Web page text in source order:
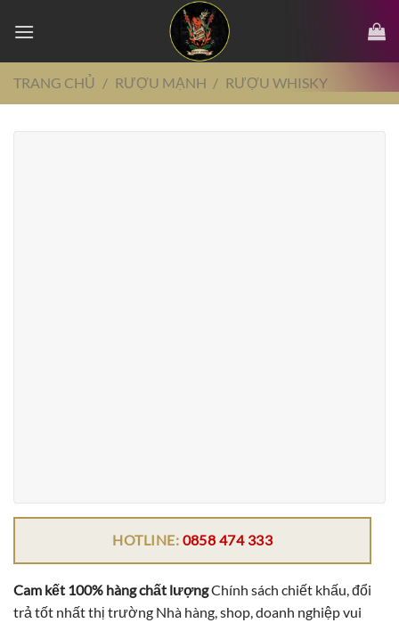
đến
dungTRANG CHỦ / RƯỢU MẠNH / RƯỢU WHISKY
HOTLINE: 0858 474 333
Cam kết 100% hàng chất lượngChính sách chiết khấu, đổi
trả tốt nhất thị trường Nhà hàng, shop, doanh nghiệp vui